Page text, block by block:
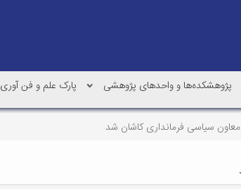
پژوهشکده‌ها و واحدهای پژوهشی پارک علم و فن آوری
سیاسی فرمانداری کاشان شد